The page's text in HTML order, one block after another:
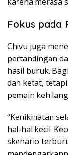
Fokus pada
Chivu juga
pertandingan
hasil buruk.
dan ketat,
pemain
“Kenikmatan
hal-hal kecil.
skenario